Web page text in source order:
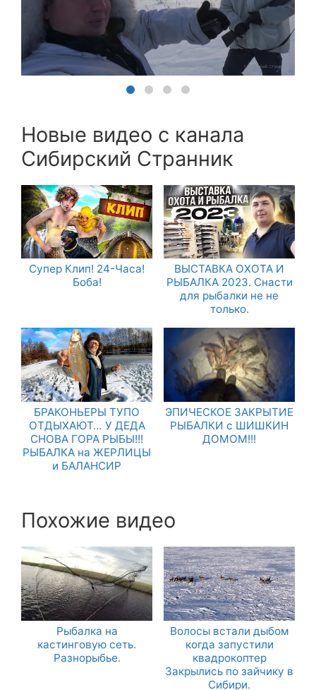
Новые видео с канала
Сибирский Странник
Супер Клип! 24-Часа!
Боба!
ВЫСТАВКА ОХОТА И
РЫБАЛКА 2023. Снасти
для рыбалки не не
только.
БРАКОНЬЕРЫ ТУПО
ОТДЫХАЮТ… У ДЕДА
СНОВА ГОРА РЫБЫ!!!
РЫБАЛКА на ЖЕРЛИЦЫ
и БАЛАНСИР
ЭПИЧЕСКОЕ ЗАКРЫТИЕ
РЫБАЛКИ с ШИШКИН
ДОМОМ!!!
Похожие видео
Рыбалка на
кастинговую сеть.
Разнорыбье.
Волосы встали дыбом
когда запустили
квадрокоптер
Закрылись по зайчику в
Сибири.